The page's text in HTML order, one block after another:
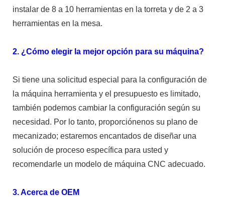
instalar de 8 a 10 herramientas en la torreta y de 2 a 3
herramientas en la mesa.
2. ¿Cómo elegir la mejor opción para su máquina?
Si tiene una solicitud especial para la configuración de
la máquina herramienta y el presupuesto es limitado,
también podemos cambiar la configuración según su
necesidad. Por lo tanto, proporciónenos su plano de
mecanizado; estaremos encantados de diseñar una
solución de proceso específica para usted y
recomendarle un modelo de máquina CNC adecuado.
3. Acerca de OEM